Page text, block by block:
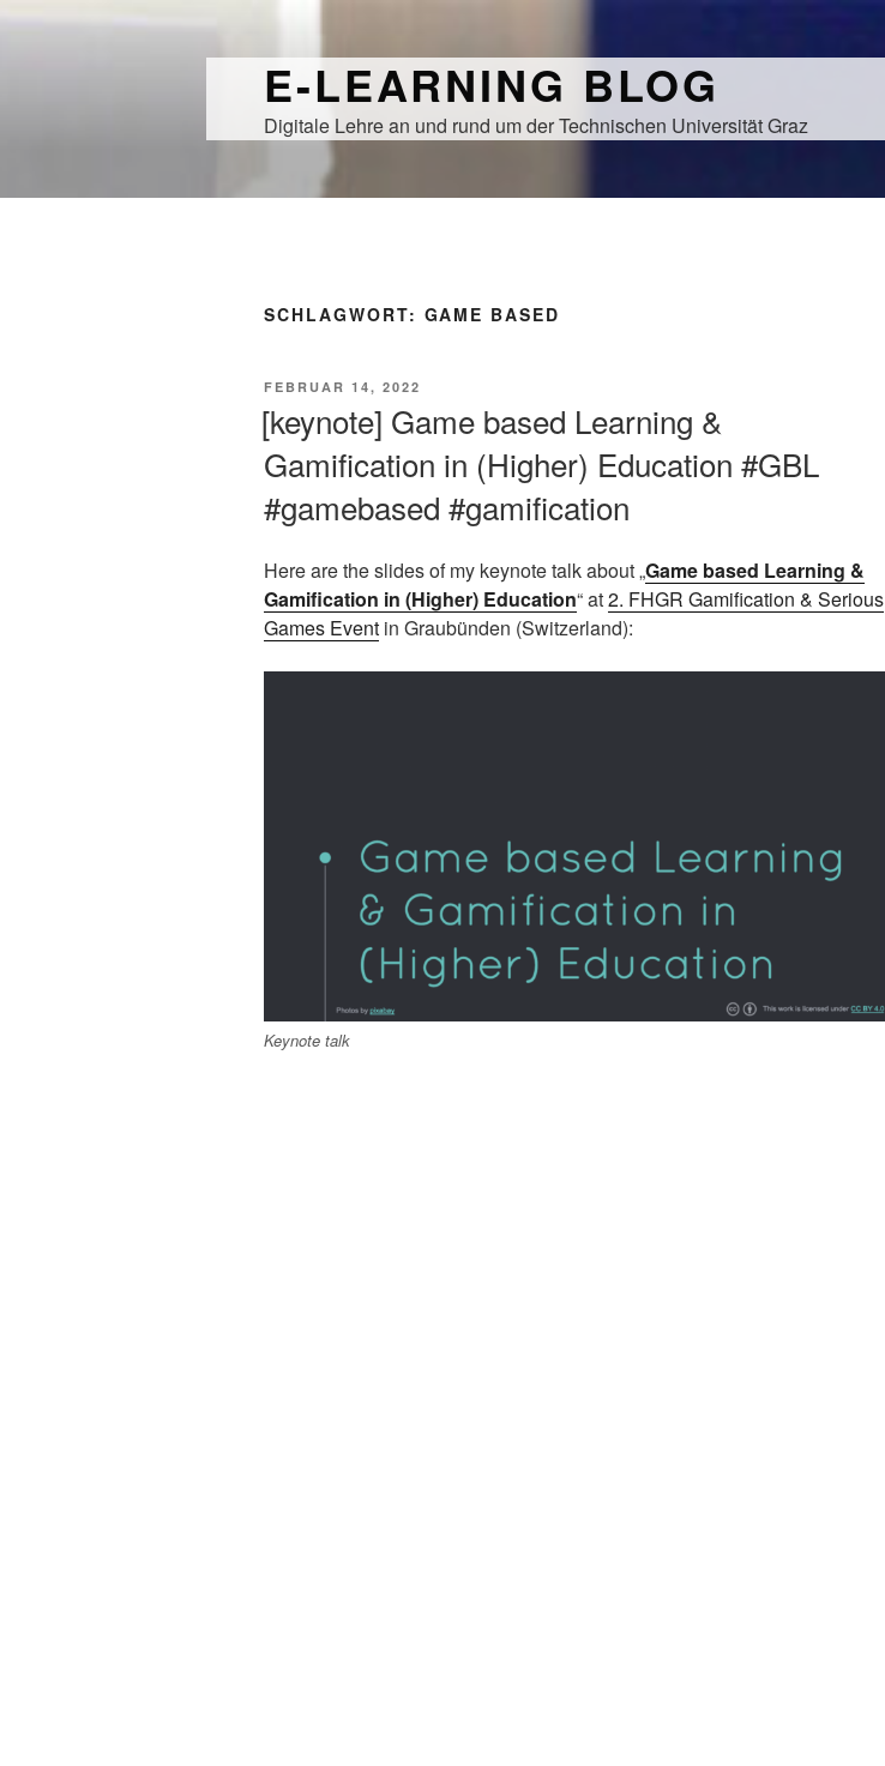
E-LEARNING BLOG
Digitale Lehre an und rund um der Technischen Universität Graz
SCHLAGWORT: GAME BASED
VERÖFFENTLICHT
FEBRUAR 14, 2022
[keynote] Game based Learning &
Gamification in (Higher) Education #GBL
#gamebased #gamification
Here are the slides of my keynote talk about „Game based Learning &
Gamification in (Higher) Education“ at2. FHGR Gamification & Serious
Games Event in Graubünden (Switzerland):
Keynote talk